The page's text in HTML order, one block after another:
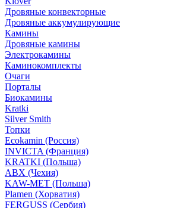
Дровяные конвекторные
Дровяные аккумулирующие
Камины
Дровяные камины
Электрокамины
Каминокомплекты
Очаги
Порталы
Биокамины
Kratki
Silver Smith
Топки
Ecokamin (Россия)
INVICTA (Франция)
KRATKI (Польша)
ABX (Чехия)
KAW-MET (Польша)
Plamen (Хорватия)
FERGUSS (Сербия)